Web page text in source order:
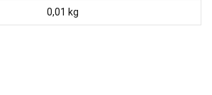
0,01 kg